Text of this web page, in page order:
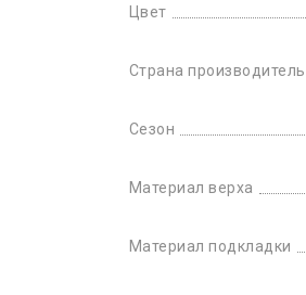
Цвет
Страна производитель
Сезон
Материал верха
Материал подкладки